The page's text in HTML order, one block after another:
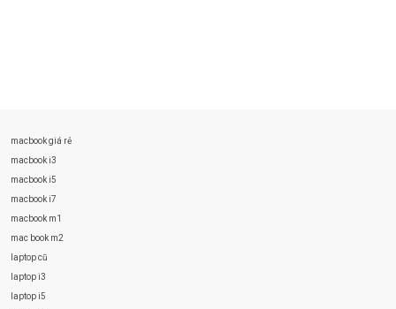
macbook giá rẻ
macbook i3
macbook i5
macbook i7
macbook m1
mac book m2
laptop cũ
laptop i3
laptop i5